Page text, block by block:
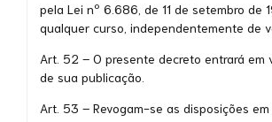
pela Lei nº 6.686, de 11 de setembro de
qualquer curso, independentemente de
Art. 52 – O presente decreto entrará em
de sua publicação.
Art. 53 – Revogam-se as disposições em